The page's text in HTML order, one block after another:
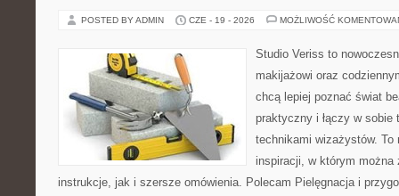
POSTED BY ADMIN CZE - 19 - 2026 MOŻLIWOŚĆ
Studio Veriss to
makijażowi oraz
chcą lepiej poznać świat
praktyczny i łączy w sobie
technikami wizażystów. To
inspiracji, w którym można
instrukcje, jak i szersze omówienia. Polecam Pielęgnacja i